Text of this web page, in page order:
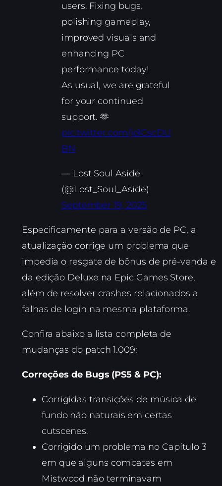
users. Fixing bugs,
polishing gameplay,
improved visuals and
enhancing PC
performance today!
As usual, we are grateful
for your continued
support. 🫶
pic.twitter.com/jo1CscDU
BN
— Lost Soul Aside
(@Lost_Soul_Aside)
September 19, 2025
Especificamente para a versão de PC, a
atualização corrige um problema que
impedia o resgate de bônus de pré-venda e
da edição Deluxe na Epic Games Store,
além de resolver crashes relacionados a
falhas de login na mesma plataforma.
Confira abaixo a lista completa de
mudanças do patch 1.009:
Correções de Bugs (PS5 & PC):
Corrigidas transições de música de
fundo não naturais em certas
cutscenes.
Corrigido um problema no Capítulo 3
em que alguns combates em
Mistwood não terminavam